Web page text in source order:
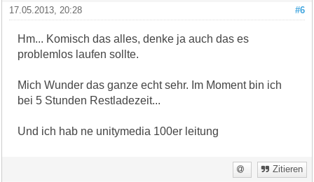
#6
17.05.2013, 20:28
Hm... Komisch das alles, denke ja auch das es
problemlos laufen sollte.
Mich Wunder das ganze echt sehr. Im Moment bin ich
bei 5 Stunden Restladezeit...
Und ich hab ne unitymedia 100er leitung
Zitieren